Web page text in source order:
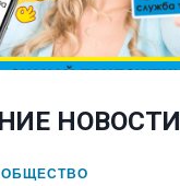
НОВОСТИ
ОБЩЕСТВО